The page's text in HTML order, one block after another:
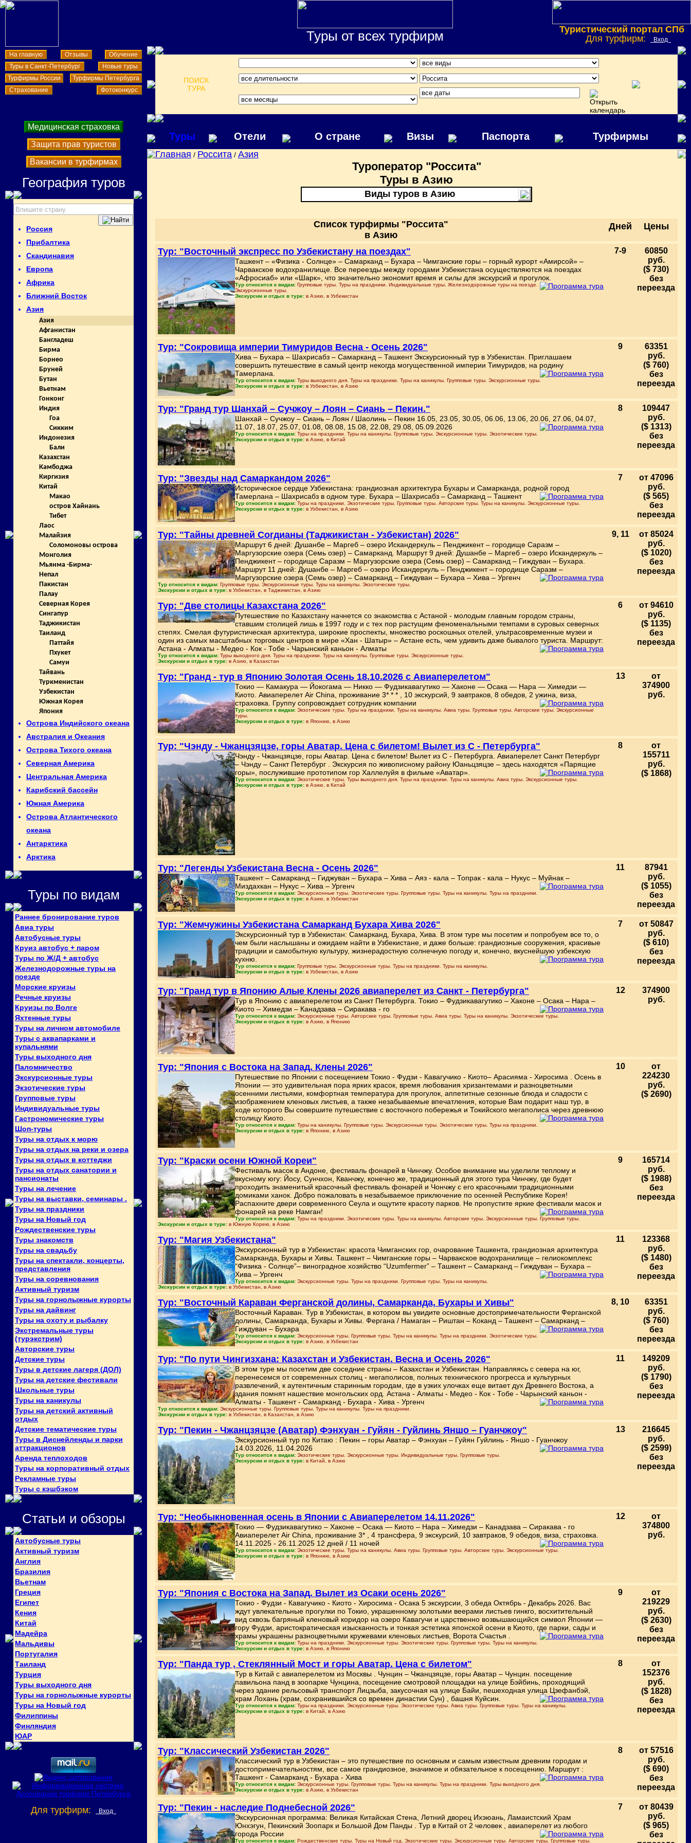
Туры от всех турфирм
Туристический портал СПб
Для турфирм:
Вход
На главную Отзывы
Обучение
Туры в Санкт-Петербург
Новые туры
Турфирмы России
Турфирмы Петербурга
Страхование
Фотоконкурс
ПОИСК
ТУРА
Медицинская страховка
Защита прав туристов
Вакансии в турфирмах
География туров
Россия
Прибалтика
Скандинавия
Европа
Африка
Ближний Восток
Азия
Азия
Афганистан
Бангладеш
Бирма
Борнео
Бруней
Бутан
Вьетнам
Гонконг
Индия
Гоа
Сикким
Индонезия
Бали
Казахстан
Камбоджа
Киргизия
Китай
Макао
остров Хайнань
Тибет
Лаос
Малайзия
Соломоновы острова
Монголия
Мьянма -Бирма-
Непал
Пакистан
Палау
Северная Корея
Сингапур
Таджикистан
Таиланд
Паттайя
Пхукет
Самуи
Тайвань
Туркменистан
Узбекистан
Южная Корея
Япония
Острова Индийского океана
Австралия и Океания
Острова Тихого океана
Северная Америка
Центральная Америка
Карибский бассейн
Южная Америка
Острова Атлантического
океана
Антарктика
Арктика
Туры по видам
Раннее бронирование туров
Авиа туры
Автобусные туры
Круиз автобус + паром
Туры по Ж/Д + автобус
Железнодорожные туры на
поезде
Морские круизы
Речные круизы
Круизы по Волге
Яхтенные туры
Туры на личном автомобиле
Туры с аквапарками и
купальнями
Туры выходного дня
Паломничество
Экскурсионные туры
Экзотические туры
Групповые туры
Индивидуальные туры
Гастрономические туры
Шоп-туры
Туры на отдых к морю
Туры на отдых на реки и озера
Туры на отдых в коттеджи
Туры на отдых санатории и
пансионаты
Туры на лечение
Туры на выставки, семинары .
Туры на праздники
Туры на Новый год
Рождественские туры
Туры знакомств
Туры на свадьбу
Туры на спектакли, концерты,
представления
Туры на соревнования
Активный туризм
Туры на горнолыжные курорты
Туры на дайвинг
Туры на охоту и рыбалку
Экстремальные туры
(турэкстрим)
Авторские туры
Детские туры
Туры в детские лагеря (ДОЛ)
Туры на детские фестивали
Школьные туры
Туры на каникулы
Туры на детский активный
отдых
Детские тематические туры
Туры в Диснейленды и парки
аттракционов
Аренда теплоходов
Туры на корпоративный отдых
Рекламные туры
Туры с кэшбэком
Статьи и обзоры
Автобусные туры
Активный туризм
Англия
Бразилия
Вьетнам
Греция
Египет
Кения
Китай
Мадейра
Мальдивы
Португалия
Таиланд
Турция
Туры выходного дня
Туры на горнолыжные курорты
Туры на Новый год
Филиппины
Финляндия
ЮАР
Для турфирм: Вход
Туры Отели О стране Визы Паспорта Турфирмы
Главная / Россита / Азия
Туроператор "Россита"
Туры в Азию
Виды туров в Азию
Список турфирмы "Россита"
в Азию
Дней Цены
Тур: "Восточный экспресс по Узбекистану на поездах"
Ташкент – «Физика - Солнце» – Самарканд – Бухара – Чимганские горы – горный курорт «Амирсой» –
Чарвакское водохранилище. Все переезды между городами Узбекистана осуществляются на поездах
«Афросиаб» или «Шарк», что значительно экономит время и силы для экскурсий и прогулок.
Тур относится к видам: Групповые туры. Туры на праздники. Индивидуальные туры. Железнодорожные туры на поезде.
Экскурсионные туры.
Экскурсии и отдых в туре: в Азию, в Узбекистан
7-9
60850
руб.
($ 730)
без
переезда
Тур: "Сокровища империи Тимуридов Весна - Осень 2026"
Хива – Бухара – Шахрисабз – Самарканд – Ташкент Экскурсионный тур в Узбекистан. Приглашаем
совершить путешествие в самый центр некогда могущественной империи Тимуридов, на родину
Тамерлана.
Тур относится к видам: Туры выходного дня. Туры на праздники. Туры на каникулы. Групповые туры. Экскурсионные туры.
Экскурсии и отдых в туре: в Узбекистан, в Азию
9
63351
руб.
($ 760)
без
переезда
Тур: "Гранд тур Шанхай – Сучжоу – Лоян – Сиань – Пекин."
Шанхай – Сучжоу – Сиань – Лоян / Шаолинь – Пекин 16.05, 23.05, 30.05, 06.06, 13.06, 20.06, 27.06, 04.07,
11.07, 18.07, 25.07, 01.08, 08.08, 15.08, 22.08, 29.08, 05.09.2026
Тур относится к видам: Туры на праздники. Туры на каникулы. Групповые туры. Экскурсионные туры. Экзотические туры.
Экскурсии и отдых в туре: в Азию, в Китай
8
109447
руб.
($ 1313)
без
переезда
Тур: "Звезды над Самаркандом 2026"
Историческое сердце Узбекистана: грандиозная архитектура Бухары и Самарканда, родной город
Тамерлана – Шахрисабз в одном туре. Бухара – Шахрисабз – Самарканд – Ташкент
Тур относится к видам: Туры на праздники. Экзотические туры. Групповые туры. Авторские туры. Туры на каникулы. Экскурсионные туры.
Экскурсии и отдых в туре: в Узбекистан, в Азию
7
от 47096
руб.
($ 565)
без
переезда
Тур: "Тайны древней Согдианы (Таджикистан - Узбекистан) 2026"
Маршрут 6 дней: Душанбе – Маргеб – озеро Искандеркуль – Пенджикент – городище Саразм –
Маргузорские озера (Семь озер) – Самарканд. Маршрут 9 дней: Душанбе – Маргеб – озеро Искандеркуль –
Пенджикент – городище Саразм – Маргузорские озера (Семь озер) – Самарканд – Гиждуван – Бухара.
Маршрут 11 дней: Душанбе – Маргеб – озеро Искандеркуль – Пенджикент – городище Саразм –
Маргузорские озера (Семь озер) – Самарканд – Гиждуван – Бухара – Хива – Ургенч
Тур относится к видам: Групповые туры. Экскурсионные туры. Туры на каникулы. Экзотические туры.
Экскурсии и отдых в туре: в Узбекистан, в Таджикистан, в Азию
9, 11
от 85024
руб.
($ 1020)
без
переезда
Тур: "Две столицы Казахстана 2026"
Путешествие по Казахстану начнется со знакомства с Астаной - молодым главным городом страны,
ставшим столицей лишь в 1997 году и с тех пор растущим феноменальными темпами в суровых северных
степях. Смелая футуристическая архитектура, широкие проспекты, множество роскошных отелей, ультрасовременные музеи и
один из самых масштабных торговых центров в мире «Хан - Шатыр» – Астане есть, чем удивить даже бывалого туриста. Маршрут:
Астана - Алматы - Медео - Кок - Тобе - Чарынский каньон - Алматы
Тур относится к видам: Туры выходного дня. Туры на праздники. Туры на каникулы. Групповые туры. Экскурсионные туры.
Экскурсии и отдых в туре: в Азию, в Казахстан
6
от 94610
руб.
($ 1135)
без
переезда
Тур: "Гранд - тур в Японию Золотая Осень 18.10.2026 с Авиаперелетом"
Токио — Камакура — Йокогама — Никко — Фудзикавагутико — Хаконе — Осака — Нара — Химедзи —
Киото. Авиаперелет Air China, проживание 3* * * , 10 экскурсий, 9 завтраков, 8 обедов, 2 ужина, виза,
страховка. Группу сопровождает сотрудник компании
Тур относится к видам: Экзотические туры. Туры на праздники. Туры на каникулы. Авиа туры. Групповые туры. Авторские туры. Экскурсионные
туры.
Экскурсии и отдых в туре: в Японию, в Азию
13
от
374900
руб.
Тур: "Чэнду - Чжанцзяцзе, горы Аватар. Цена с билетом! Вылет из С - Петербурга"
Чэнду - Чжанцзяцзе, горы Аватар. Цена с билетом! Вылет из С - Петербурга. Авиаперелет Санкт Петербург
– Чэнду – Санкт Петербург . Экскурсия по живописному району Юаньцзяцзе – здесь находятся «Парящие
горы», послужившие прототипом гор Халлелуйя в фильме «Аватар».
Тур относится к видам: Экзотические туры. Туры выходного дня. Туры на праздники. Туры на каникулы. Авиа туры. Экскурсионные туры.
Экскурсии и отдых в туре: в Азию, в Китай
8
от
155711
руб.
($ 1868)
Тур: "Легенды Узбекистана Весна - Осень 2026"
Ташкент – Самарканд – Гиджуван – Бухара – Хива – Аяз - кала – Топрак - кала – Нукус – Муйнак –
Миздахкан – Нукус – Хива – Ургенч
Тур относится к видам: Экскурсионные туры. Экзотические туры. Групповые туры. Туры на каникулы. Туры на праздники.
Экскурсии и отдых в туре: в Азию, в Узбекистан
11
87941
руб.
($ 1055)
без
переезда
Тур: "Жемчужины Узбекистана Самарканд Бухара Хива 2026"
Экскурсионный тур в Узбекистан: Самарканд, Бухара, Хива. В этом туре мы посетим и попробуем все то, о
чем были наслышаны и ожидаем найти в Узбекистане, и даже больше: грандиозные сооружения, красивые
традиции и самобытную культуру, жизнерадостную солнечную погоду и, конечно, вкуснейшую узбекскую
кухню.
Тур относится к видам: Групповые туры. Экскурсионные туры. Туры на праздники. Туры на каникулы.
Экскурсии и отдых в туре: в Узбекистан, в Азию
7
от 50847
руб.
($ 610)
без
переезда
Тур: "Гранд тур в Японию Алые Клены 2026 авиаперелет из Санкт - Петербурга"
Тур в Японию с авиаперелетом из Санкт Петербурга. Токио – Фудзикавагутико – Хаконе – Осака – Нара –
Киото – Химедзи – Канадзава – Сиракава - го
Тур относится к видам: Экскурсионные туры. Авторские туры. Групповые туры. Авиа туры. Туры на каникулы. Экзотические туры.
Экскурсии и отдых в туре: в Азию, в Японию
12
374900
руб.
Тур: "Япония с Востока на Запад. Клены 2026"
Путешествие по Японии с посещением Токио - Фудзи - Кавагучико - Киото– Арасияма - Хиросима . Осень в
Японии — это удивительная пора ярких красок, время любования хризантемами и разноцветными
осенними листьями, комфортная температура для прогулок, аппетитные сезонные блюда и сладости с
изображением кленовых листьев, а также незабываемые впечатления, которые Вам подарит наш тур, в
ходе которого Вы совершите путешествие с восточного побережья и Токийского мегаполиса через древнюю
столицу Киото.
Тур относится к видам: Туры на каникулы. Групповые туры. Экскурсионные туры. Экзотические туры. Туры на праздники.
Экскурсии и отдых в туре: в Японию, в Азию
10
от
224230
руб.
($ 2690)
Тур: "Краски осени Южной Кореи"
Фестиваль масок в Андоне, фестиваль фонарей в Чинчжу. Особое внимание мы уделили теплому и
вкусному югу: Йосу, Сунчхон, Кванчжу, конечно же, традиционный для этого тура Чинчжу, где будет
проходить знаменитый красочный фестиваль фонарей и Чончжу с его красочными традиционными
домиками ханок. Добро пожаловать в незабываемое приключение по осенней Республике Корея!
Распахните двери современного Сеула и ощутите красоту парков. Не пропустите яркие фестивали масок и
фонарей на реке Намган!
Тур относится к видам: Туры на праздники. Экзотические туры. Туры на каникулы. Авторские туры. Экскурсионные туры. Групповые туры.
Экскурсии и отдых в туре: в Южную Корею, в Азию
9
165714
руб.
($ 1988)
без
переезда
Тур: "Магия Узбекистана"
Экскурсионный тур в Узбекистан: красота Чимганских гор, очарование Ташкента, грандиозная архитектура
Самарканда, Бухары и Хивы. Ташкент – Чимганские горы – Чарвакское водохранилище – гелиокомплекс
“Физика - Солнце”– виноградное хозяйство “Uzumfermer” – Ташкент – Самарканд – Гиждуван – Бухара –
Хива – Ургенч
Тур относится к видам: Экскурсионные туры. Туры на праздники. Групповые туры. Туры на каникулы.
Экскурсии и отдых в туре: в Узбекистан, в Азию
11
123368
руб.
($ 1480)
без
переезда
Тур: "Восточный Караван Ферганской долины, Самарканда, Бухары и Хивы"
Восточный Караван. Тур в Узбекистан, в котором вы увидите основные достопримечательности Ферганской
долины, Самарканда, Бухары и Хивы. Фергана / Намаган – Риштан – Коканд – Ташкент – Самарканд –
Гиждуван – Бухара
Тур относится к видам: Экскурсионные туры. Групповые туры. Туры на каникулы. Туры на праздники. Экзотические туры.
Экскурсии и отдых в туре: в Азию, в Узбекистан
8, 10
63351
руб.
($ 760)
без
переезда
Тур: "По пути Чингизхана: Казахстан и Узбекистан. Весна и Осень 2026"
В этом туре мы посетим две соседние страны – Казахстан и Узбекистан. Направляясь с севера на юг,
перенесемся от современных столиц - мегаполисов, полных технического прогресса и культурных
развлечений, к аутентичным старинным городам, где в узких улочках еще витает дух Древнего Востока, а
здания помнят нашествие монгольских орд. Астана - Алматы - Медео - Кок - Тобе - Чарынский каньон -
Алматы - Ташкент - Самарканд - Бухара - Хива - Ургенч
Тур относится к видам: Экскурсионные туры. Групповые туры. Туры на каникулы. Туры на праздники.
Экскурсии и отдых в туре: в Узбекистан, в Казахстан, в Азию
11
149209
руб.
($ 1790)
без
переезда
Тур: "Пекин - Чжанцзяцзе (Аватар) Фэнхуан - Гуйян - Гуйлинь Яншо – Гуанчжоу"
Экскурсионный тур по Китаю : Пекин – горы Аватар – Фэнхуан – Гуйян Гуйлинь - Яншо - Гуанчжоу
14.03.2026, 11.04.2026
Тур относится к видам: Экзотические туры. Экскурсионные туры. Индивидуальные туры. Групповые туры.
Экскурсии и отдых в туре: в Китай, в Азию
13
216645
руб.
($ 2599)
без
переезда
Тур: "Необыкновенная осень в Японии с Авиаперелетом 14.11.2026"
Токио — Фудзикавагутико – Хаконе – Осака — Киото – Нара – Химедзи – Канадзава – Сиракава - го
Авиаперелет Air China, проживание 3* , 4 трансфера, 9 экскурсий, 10 завтраков, 9 обедов, виза, страховка.
14.11.2025 - 26.11.2025 12 дней / 11 ночей
Тур относится к видам: Экзотические туры. Туры на каникулы. Авиа туры. Групповые туры. Авторские туры. Экскурсионные туры.
Экскурсии и отдых в туре: в Японию, в Азию
12
от
374800
руб.
Тур: "Япония с Востока на Запад. Вылет из Осаки осень 2026"
Токио - Фудзи - Кавагучико - Киото - Хиросима - Осака 5 экскурсии, 3 обеда Октябрь - Декабрь 2026. Вас
ждут увлекательные прогулки по Токио, украшенному золотыми веерами листьев гинкго, восхитительный
вид сквозь багряный кленовый коридор на озеро Кавагучи и царственно возвышающийся символ Японии —
гору Фудзи, аристократическая изысканность и тонкая эстетика японской осени в Киото, где парки, сады и
храмы украшены разноцветными кружевами кленовых листьев, Ворота Счастья .
Тур относится к видам: Туры на праздники. Экскурсионные туры. Экзотические туры. Групповые туры. Туры на каникулы.
Экскурсии и отдых в туре: в Азию, в Японию
9
от
219229
руб.
($ 2630)
без
переезда
Тур: "Панда тур , Стеклянный Мост и горы Аватар. Цена с билетом"
Тур в Китай с авиаперелетом из Москвы . Чунцин – Чжанцзяцзе, горы Аватар – Чунцин. посещение
павильона панд в зоопарке Чунцина, посещение смотровой площадки на улице Бэйбинь, проходящий
через здание рельсовый транспорт Лицзыба, закусочная на улице Байи, пешеходная улица Цзефанбэй,
храм Лохань (храм, сохранившийся со времен династии Сун) , башня Куйсин.
Тур относится к видам: Туры на праздники. Экскурсионные туры. Экзотические туры. Авиа туры. Групповые туры. Туры на каникулы.
Экскурсии и отдых в туре: в Китай, в Азию
8
от
152376
руб.
($ 1828)
без
переезда
Тур: "Классический Узбекистан 2026"
Классический тур в Узбекистан – это путешествие по основным и самым известным древним городам и
достопримечательностям, все самое грандиозное, значимое и обязательное к посещению. Маршрут :
Ташкент - Самарканд - Бухара - Хива
Тур относится к видам: Экскурсионные туры. Групповые туры. Туры на каникулы. Туры на праздники. Туры выходного дня.
Экскурсии и отдых в туре: в Азию, в Узбекистан
8
от 57516
руб.
($ 690)
без
переезда
Тур: "Пекин - наследие Поднебесной 2026"
Экскурсионная программа: Великая Китайская Стена, Летний дворец Ихэюань, Ламаистский Храм
Юнхэгун, Пекинский Зоопарк и Большой Дом Панды . Тур в Китай от 2 человек , авиаперелет из любого
города России
Тур относится к видам: Рождественские туры. Туры на Новый год. Экзотические туры. Экскурсионные туры. Авторские туры. Групповые туры.
7
от 80439
руб.
($ 965)
без